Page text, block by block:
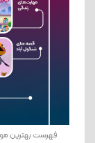
فهرست بهترین